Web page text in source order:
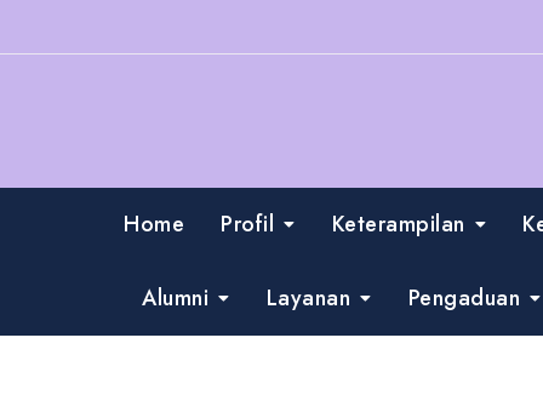
Home Profil Keterampilan
Alumni Layanan Pengaduan